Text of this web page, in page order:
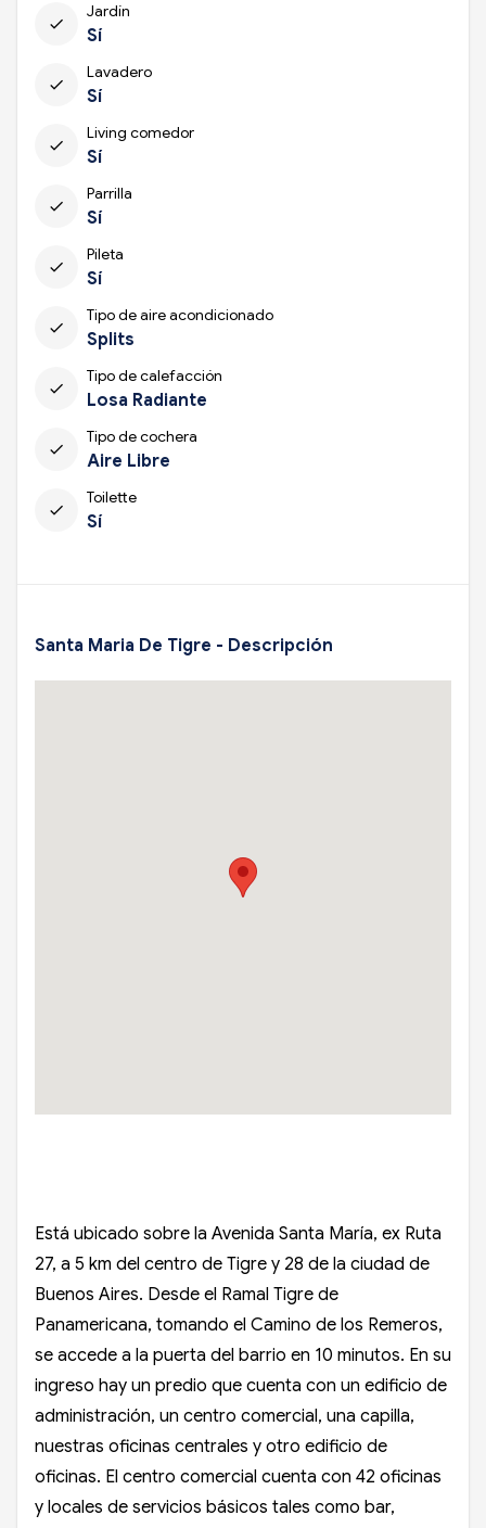
check
Jardín
Sí
check
Lavadero
Sí
check
Living comedor
Sí
check
Parrilla
Sí
check
Pileta
Sí
check
Tipo de aire acondicionado
Splits
check
Tipo de calefacción
Losa Radiante
check
Tipo de cochera
Aire Libre
check
Toilette
Sí
Santa Maria De Tigre - Descripción
Está ubicado sobre la Avenida Santa María, ex Ruta
27, a 5 km del centro de Tigre y 28 de la ciudad de
Buenos Aires. Desde el Ramal Tigre de
Panamericana, tomando el Camino de los Remeros,
se accede a la puerta del barrio en 10 minutos. En su
ingreso hay un predio que cuenta con un edificio de
administración, un centro comercial, una capilla,
nuestras oficinas centrales y otro edificio de
oficinas. El centro comercial cuenta con 42 oficinas
y locales de servicios básicos tales como bar,